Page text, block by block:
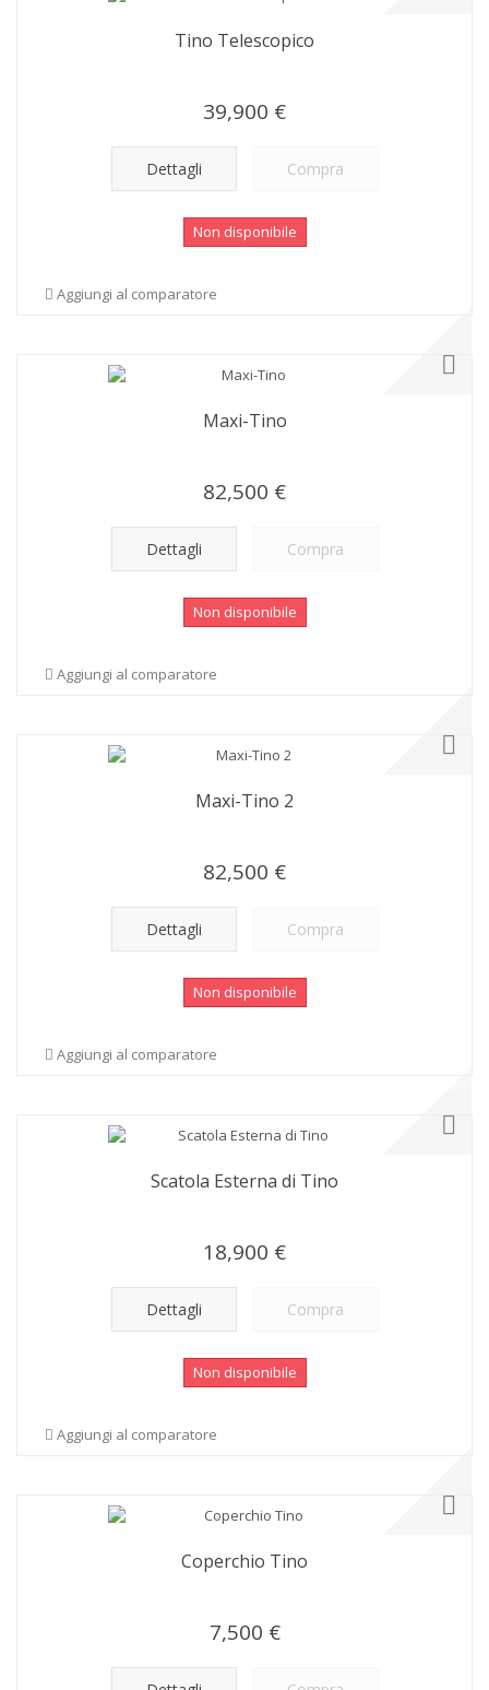
Tino Telescopico
39,900 €
Dettagli Compra
Non disponibile
Aggiungi al comparatore
Maxi-Tino
82,500 €
Dettagli Compra
Non disponibile
Aggiungi al comparatore
Maxi-Tino 2
82,500 €
Dettagli Compra
Non disponibile
Aggiungi al comparatore
Scatola Esterna di Tino
18,900 €
Dettagli Compra
Non disponibile
Aggiungi al comparatore
Coperchio Tino
7,500 €